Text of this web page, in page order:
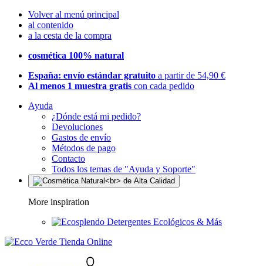
Volver al menú principal
al contenido
a la cesta de la compra
cosmética 100% natural
España: envío estándar gratuito a partir de 54,90 €
Al menos 1 muestra gratis con cada pedido
Ayuda
¿Dónde está mi pedido?
Devoluciones
Gastos de envío
Métodos de pago
Contacto
Todos los temas de "Ayuda y Soporte"
More inspiration
Detergentes Ecológicos & Más